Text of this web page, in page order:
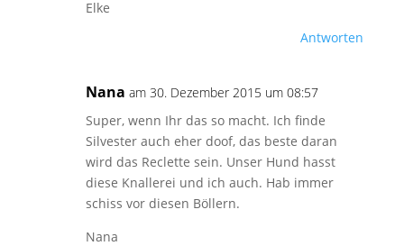
Elke
Antworten
Nana am 30. Dezember 2015 um 08:57
Super, wenn Ihr das so macht. Ich finde
Silvester auch eher doof, das beste daran
wird das Reclette sein. Unser Hund hasst
diese Knallerei und ich auch. Hab immer
schiss vor diesen Böllern.
Nana